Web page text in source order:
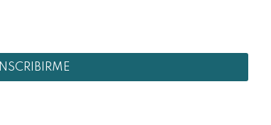
INSCRIBIRME